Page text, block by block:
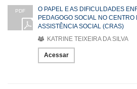
PDF
O PAPEL E AS DIFICULDADES
PEDAGOGO SOCIAL NO
ASSISTÊNCIA SOCIAL (CRAS)
KATRINE TEIXEIRA DA SILVA
Acessar